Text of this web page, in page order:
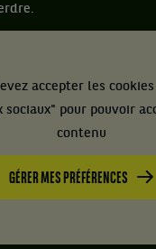
accepter les
sociaux" pour pouvoir
contenu
GÉRER MES PRÉFÉRENCES